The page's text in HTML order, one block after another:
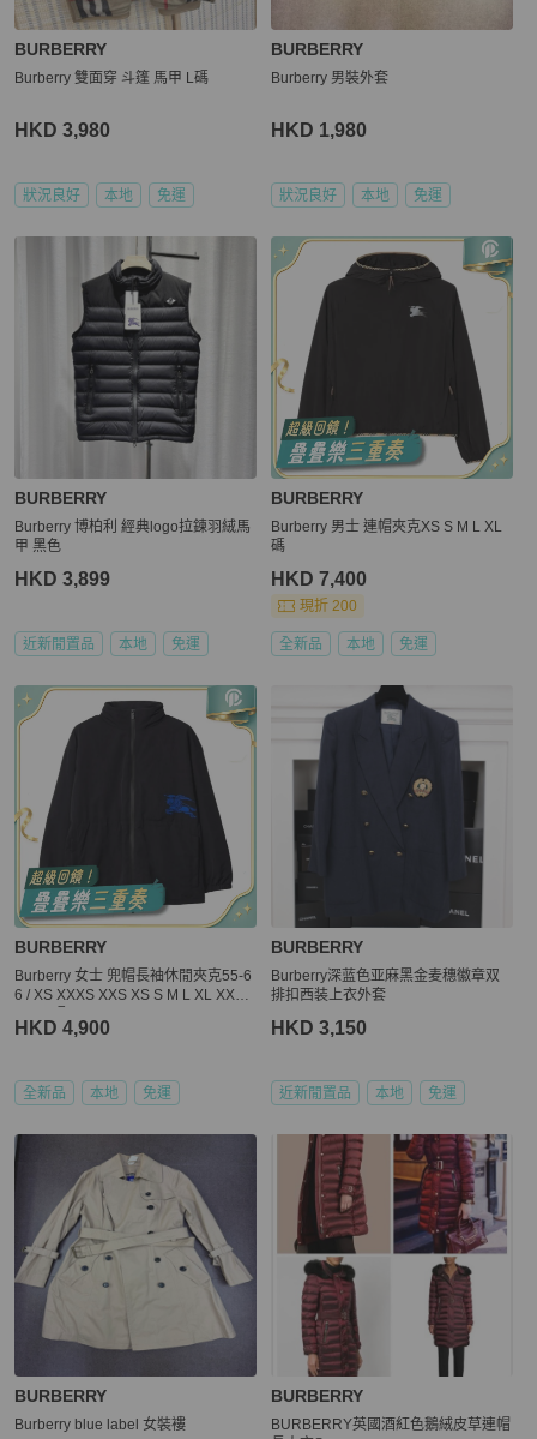
BURBERRY
Burberry 雙面穿 斗篷 馬甲 L碼
HKD 3,980
狀況良好 本地 免運
BURBERRY
Burberry 男裝外套
HKD 1,980
狀況良好 本地 免運
BURBERRY
Burberry 博柏利 經典logo拉鍊羽絨馬
甲 黑色
HKD 3,899
近新閒置品 本地 免運
BURBERRY
Burberry 男士 連帽夾克XS S M L XL
碼
HKD 7,400
現折 200
全新品 本地 免運
BURBERRY
Burberry 女士 兜帽長袖休閒夾克55-6
6 / XS XXXS XXS XS S M L XL XXL
HKD 4,900
全新品 本地 免運
BURBERRY
Burberry深蓝色亚麻黑金麦穗徽章双
排扣西装上衣外套
HKD 3,150
近新閒置品 本地 免運
BURBERRY
Burberry blue label 女裝褸
BURBERRY
BURBERRY英國酒紅色鵝絨皮草連帽